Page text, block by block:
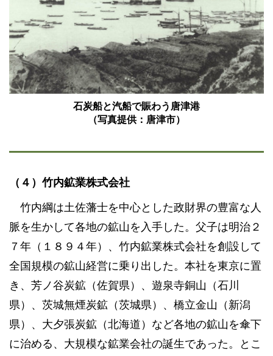
石炭船と汽船で賑わう唐津港
（写真提供：唐津市）
（４）竹内鉱業株式会社
竹内綱は土佐藩士を中心とした政財界の豊富な人
脈を生かして各地の鉱山を入手した。父子は明治２
７年（１８９４年）、竹内鉱業株式会社を創設して
全国規模の鉱山経営に乗り出した。本社を東京に置
き、芳ノ谷炭鉱（佐賀県）、遊泉寺銅山（石川
県）、茨城無煙炭鉱（茨城県）、橋立金山（新潟
県）、大夕張炭鉱（北海道）など各地の鉱山を傘下
に治める、大規模な鉱業会社の誕生であった。とこ